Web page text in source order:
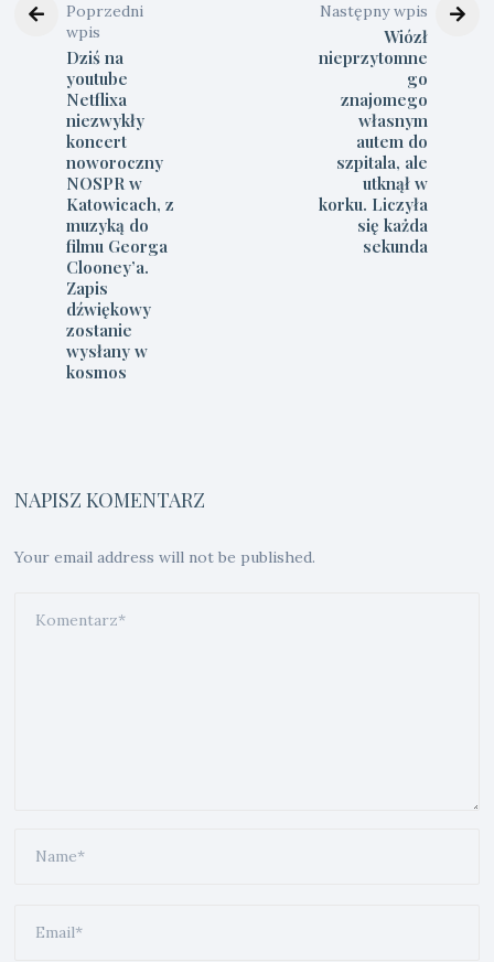
Poprzedni
wpis
Dziś na
youtube
Netflixa
niezwykły
koncert
noworoczny
NOSPR w
Katowicach, z
muzyką do
filmu Georga
Clooney’a.
Zapis
dźwiękowy
zostanie
wysłany w
kosmos
Następny wpis
Wiózł
nieprzytomne
go
znajomego
własnym
autem do
szpitala, ale
utknął w
korku. Liczyła
się każda
sekunda
NAPISZ KOMENTARZ
Your email address will not be published.